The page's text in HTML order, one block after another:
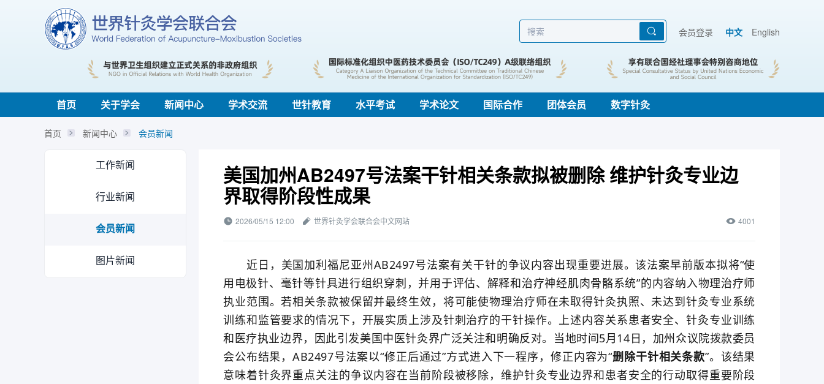
会员登录 中文 English
首页 关于学会 新闻中心 学术交流 世针教育 水平考试 学术论文 国际合作 团体会员 数字针灸
首页 新闻中心 会员新闻
工作新闻
行业新闻
会员新闻
图片新闻
美国加州AB2497号法案干针相关条款拟被删除 维护针灸专业边
界取得阶段性成果
2026/05/15 12:00 世界针灸学会联合会中文网站 4001
近日，美国加利福尼亚州AB2497号法案有关干针的争议内容出现重要进展。该法案早前版本拟将“使
用电极针、毫针等针具进行组织穿刺，并用于评估、解释和治疗神经肌肉骨骼系统”的内容纳入物理治疗师
执业范围。若相关条款被保留并最终生效，将可能使物理治疗师在未取得针灸执照、未达到针灸专业系统
训练和监管要求的情况下，开展实质上涉及针刺治疗的干针操作。上述内容关系患者安全、针灸专业训练
和医疗执业边界，因此引发美国中医针灸界广泛关注和明确反对。当地时间5月14日，加州众议院拨款委员
会公布结果，AB2497号法案以“修正后通过”方式进入下一程序，修正内容为“删除干针相关条款”。该结果
意味着针灸界重点关注的争议内容在当前阶段被移除，维护针灸专业边界和患者安全的行动取得重要阶段